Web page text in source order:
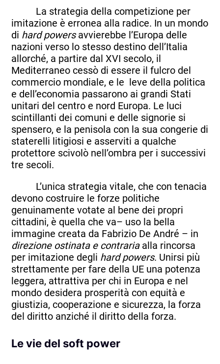
La strategia della competizione per
imitazione è erronea alla radice. In un mondo
di hard powersavvierebbe l’Europa delle
nazioni verso lo stesso destino dell’Italia
allorché, a partire dal XVI secolo, il
Mediterraneo cessò di essere il fulcro del
commercio mondiale, e le leve della politica
e dell’economia passarono ai grandi Stati
unitari del centro e nord Europa. Le luci
scintillanti dei comuni e delle signorie si
spensero, e la penisola con la sua congerie di
staterelli litigiosi e asserviti a qualche
protettore scivolò nell’ombra per i successivi
tre secoli.
L’unica strategia vitale, che con tenacia
devono costruire le forze politiche
genuinamente votate al bene dei propri
cittadini, è quella che va– uso la bella
immagine creata da Fabrizio De André – in
direzione ostinata e contrariaalla rincorsa
per imitazione degli hard powers. Unirsi più
strettamente per fare della UE una potenza
leggera, attrattiva per chi in Europa e nel
mondo desidera prosperità con equità e
giustizia, cooperazione e sicurezza, la forza
del diritto anziché il diritto della forza.
Le vie del soft power